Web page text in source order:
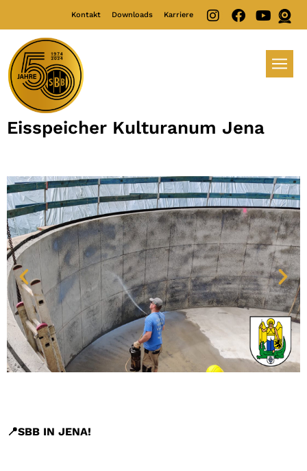
Kontakt Downloads Karriere
Eisspeicher Kulturanum Jena
📍SBB IN JENA!